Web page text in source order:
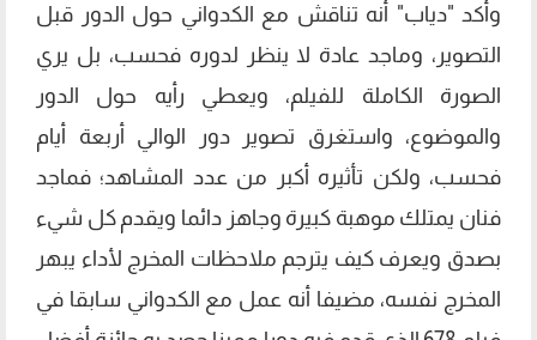
وأكد "دياب" أنه تناقش مع الكدواني حول الدور قبل
التصوير، وماجد عادة لا ينظر لدوره فحسب، بل يري
الصورة الكاملة للفيلم، ويعطي رأيه حول الدور
والموضوع، واستغرق تصوير دور الوالي أربعة أيام
فحسب، ولكن تأثيره أكبر من عدد المشاهد؛ فماجد
فنان يمتلك موهبة كبيرة وجاهز دائما ويقدم كل شيء
بصدق ويعرف كيف يترجم ملاحظات المخرج لأداء يبهر
المخرج نفسه، مضيفا أنه عمل مع الكدواني سابقا في